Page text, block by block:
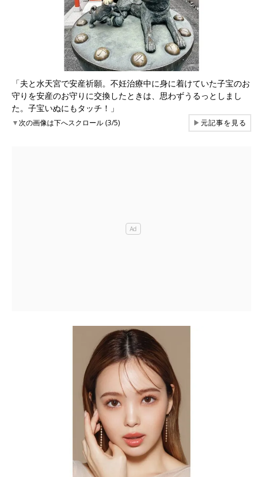
「夫と水天宮で安産祈願。不妊治療中に身に着けていた子宝のお
守りを安産のお守りに交換したときは、思わずうるっとしまし
た。子宝いぬにもタッチ！」
▼次の画像は下へスクロール (3/5) ▶元記事を見る